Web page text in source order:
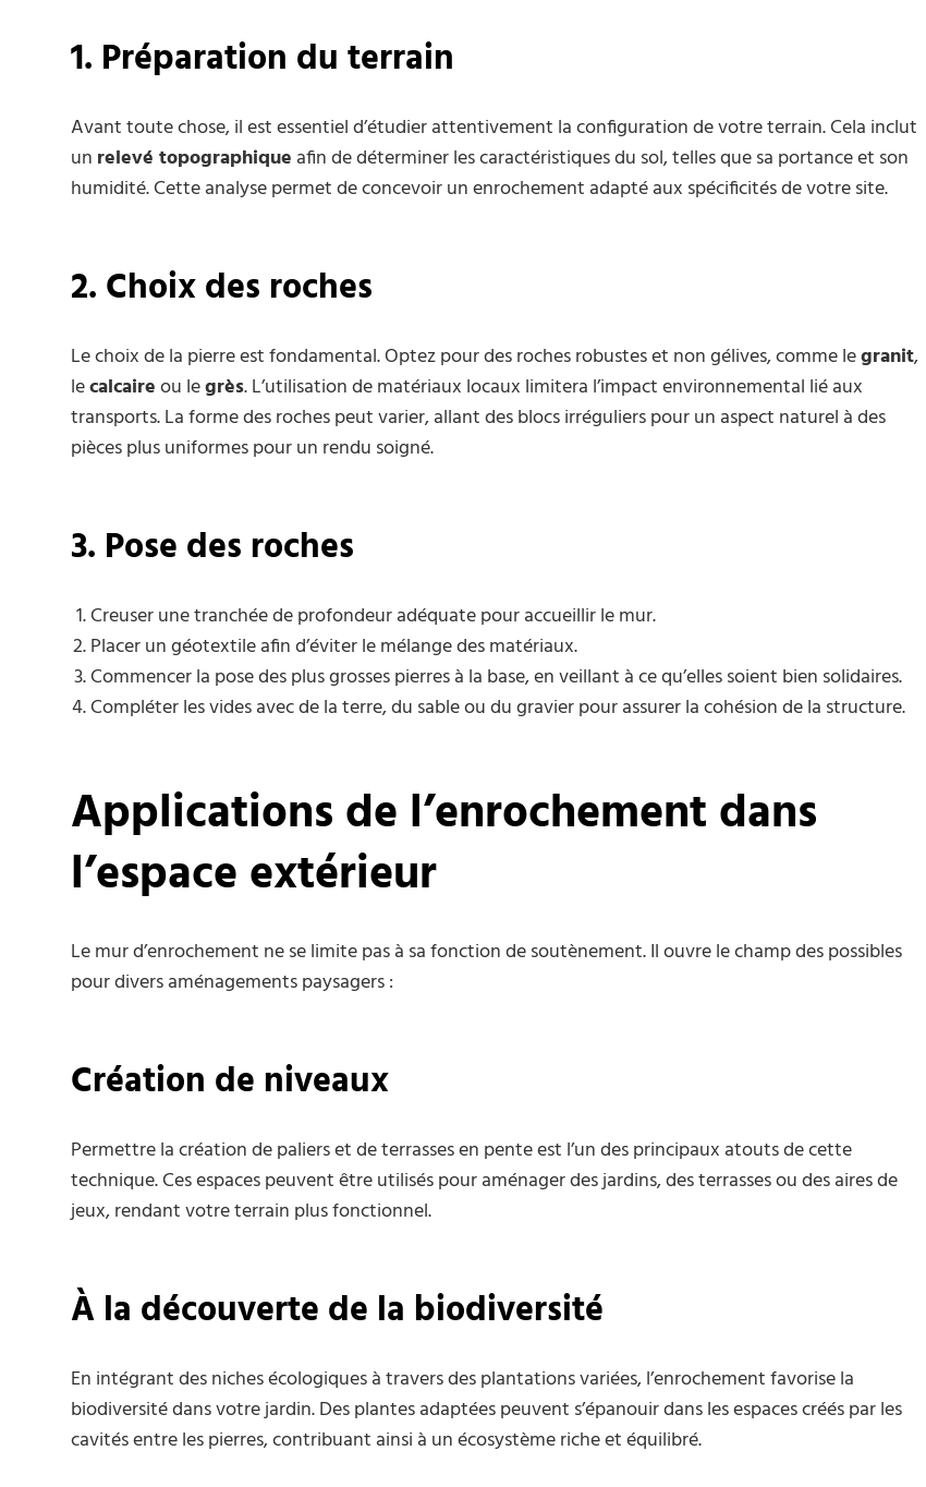
1. Préparation du terrain
Avant toute chose, il est essentiel d’étudier attentivement la configuration de votre terrain. Cela inclut
un relevé topographique afin de déterminer les caractéristiques du sol, telles que sa portance et son
humidité. Cette analyse permet de concevoir un enrochement adapté aux spécificités de votre site.
2. Choix des roches
Le choix de la pierre est fondamental. Optez pour des roches robustes et non gélives, comme legranit,
lecalcaireou legrès. L’utilisation de matériaux locaux limitera l’impact environnemental lié aux
transports. La forme des roches peut varier, allant des blocs irréguliers pour un aspect naturel à des
pièces plus uniformes pour un rendu soigné.
3. Pose des roches
Creuser une tranchée de profondeur adéquate pour accueillir le mur.
Placer un géotextile afin d’éviter le mélange des matériaux.
Commencer la pose des plus grosses pierres à la base, en veillant à ce qu’elles soient bien solidaires.
Compléter les vides avec de la terre, du sable ou du gravier pour assurer la cohésion de la structure.
Applications de l’enrochement dans
l’espace extérieur
Le mur d’enrochement ne se limite pas à sa fonction de soutènement. Il ouvre le champ des possibles
pour divers aménagements paysagers :
Création de niveaux
Permettre la création de paliers et de terrasses en pente est l’un des principaux atouts de cette
technique. Ces espaces peuvent être utilisés pour aménager des jardins, des terrasses ou des aires de
jeux, rendant votre terrain plus fonctionnel.
À la découverte de la biodiversité
En intégrant des niches écologiques à travers des plantations variées, l’enrochement favorise la
biodiversité dans votre jardin. Des plantes adaptées peuvent s’épanouir dans les espaces créés par les
cavités entre les pierres, contribuant ainsi à un écosystème riche et équilibré.